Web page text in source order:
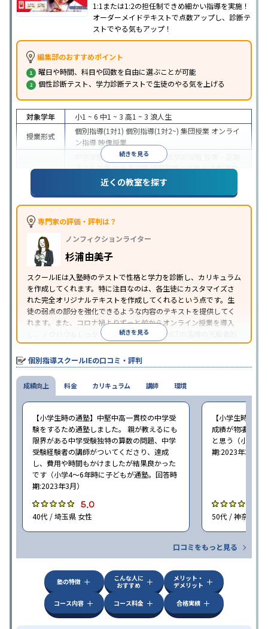
1:1または1:2の担任制できめ細かい指導を実施！
オーダーメイドテキストで点数アップし、診断テ
ストでやる気もアップ！
編集部のおすすめポイント
曜日や時間、科目や回数を自由に選ぶことが可能
個性診断テスト、学力診断テストで生徒のやる気を上げる
続きを見る
対象学年 小1 ~ 6 中1 ~ 3 高1 ~ 3 浪人生
授業形式
個別指導(1対1) 個別指導(1対2~) 集団授業 オンライ
ン指導 映像授業
中学受験 高校受験大学受験 医学部受験
テスト対策内申点対策学習習慣の定着総合型選抜
(旧AO)対策 推薦入試対策学校別特化対策
中高一貫校生に対応
可能季節講習のみの受講可
※2023年3月調査。小学校高学年の個別指導塾アンケート調査方法
近くの教室を探す
専門家の評価・評判は？
ノンフィクションライター
杉浦由美子
スクールIEは入塾時のテストで性格と学力を診断し、カリキュラム
を作成してくれます。特に注目なのは、各生徒にカスタマイズさ
れた完全オリジナルテキストを作成してくれるという点です。生
徒の弱点の部分を強化できるような内容のテキストを提供してく
れます。また、コロナ禍よりずっと前からオンライン授業を導入
し、ノウハウもしっかりとしています。AIやICTの活用の先駆者的
な個別指導塾です。
続きを見る
個別指導スクールIEの口コミ・評判
成績向上
【小学生時の通塾】中堅中高一貫校の中学受
験をするため通塾しました。 親が教えるにも
限界がある中学受験独特の算数の問題、中学
受験経験者の講師がついてくださり、達成
し、費用や時間もかけましたが結果良かった
です（小学4〜6年時に子どもが通塾。回答時
期:2023年3月）
5.0
40代 / 埼玉県 女性
【小学生時の通
成績が物凄く悪
と思う（小学6
期:2023年3月）
50代 / 神奈川県
口コミをもっと見る
料金 カリキュラム 講師 環境
塾の特徴
こんな人に
おすすめ
メリット・
デメリット
コース内容
コース料金 合格実績